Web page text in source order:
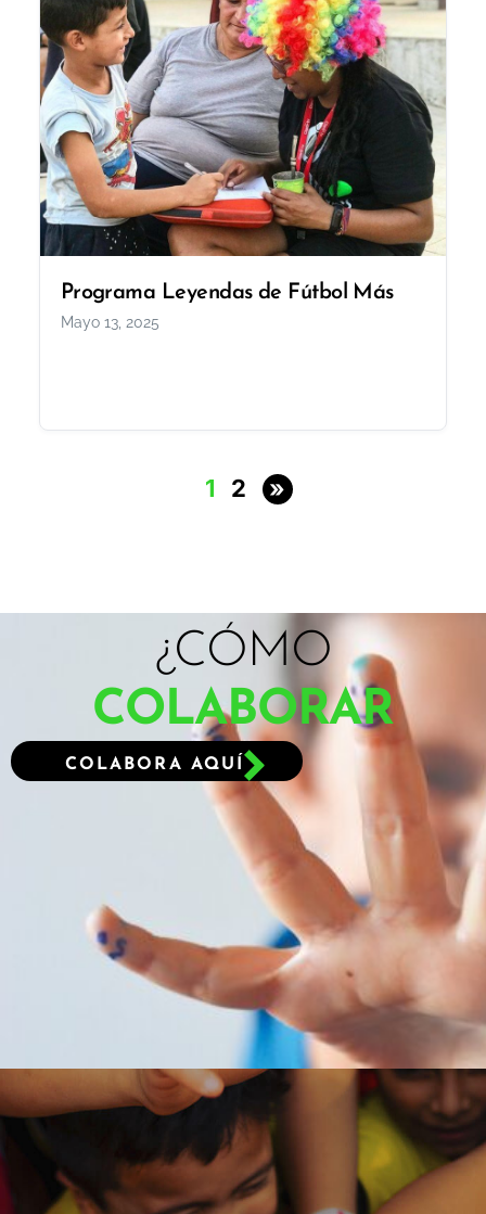
Programa Leyendas de Fútbol Más
Mayo 13, 2025
1 2 »
¿CÓMO
COLABORAR
COLABORA AQUÍ